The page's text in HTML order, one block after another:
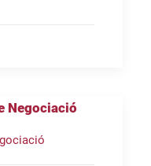
Negociació